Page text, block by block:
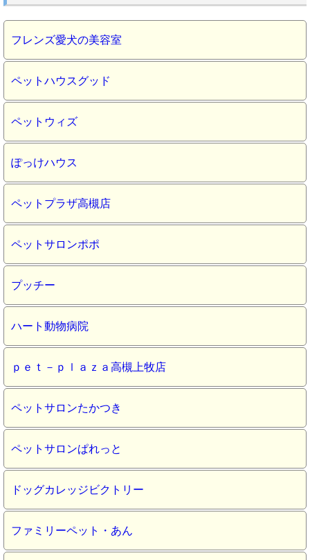
フレンズ愛犬の美容室
ペットハウスグッド
ペットウィズ
ぽっけハウス
ペットプラザ高槻店
ペットサロンポポ
プッチー
ハート動物病院
ｐｅｔ－ｐｌａｚａ高槻上牧店
ペットサロンたかつき
ペットサロンぱれっと
ドッグカレッジビクトリー
ファミリーペット・あん